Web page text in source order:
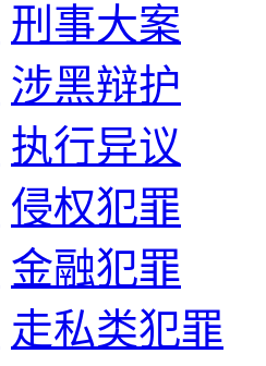
刑事大案
涉黑辩护
执行异议
侵权犯罪
金融犯罪
走私类犯罪